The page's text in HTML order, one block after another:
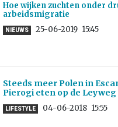
Hoe wijken zuchten onder
arbeidsmigratie
NIEUWS 25-06-2019 15:45
Steeds meer Polen in
Pierogi eten op de Leyweg
LIFESTYLE 04-06-2018 15:55